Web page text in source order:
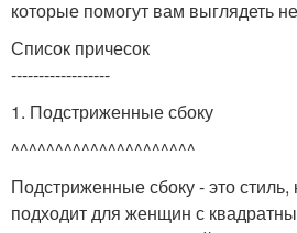
которые помогут вам выглядеть
Список причесок
------------------
1. Подстриженные сбоку
^^^^^^^^^^^^^^^^^^^^^
Подстриженные сбоку - это
подходит для женщин с